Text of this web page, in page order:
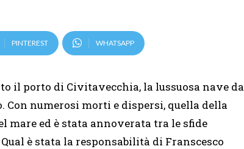
PINTEREST WHATSAPP
il porto di Civitavecchia, la lussuosa nave da
Con numerosi morti e dispersi, quella della
mare ed è stata annoverata tra le sfide
è stata la responsabilità di Franscesco